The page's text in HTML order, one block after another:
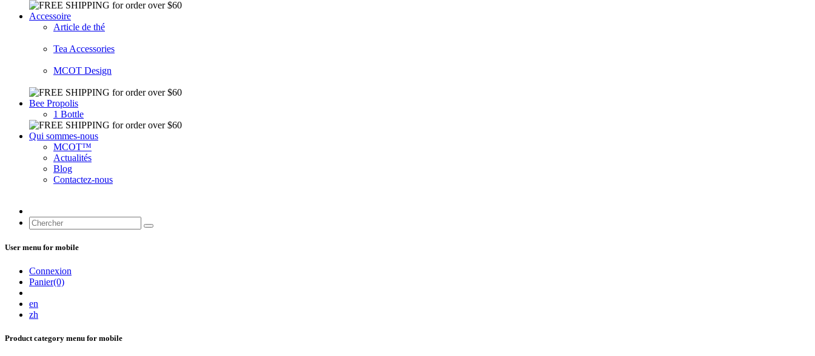
Accessoire
Article de thé
Tea Accessories
MCOT Design
Bee Propolis
1 Bottle
Qui sommes-nous
MCOT™
Actualités
Blog
Contactez-nous
User menu for mobile
Connexion
Panier(0)
en
zh
Product category menu for mobile